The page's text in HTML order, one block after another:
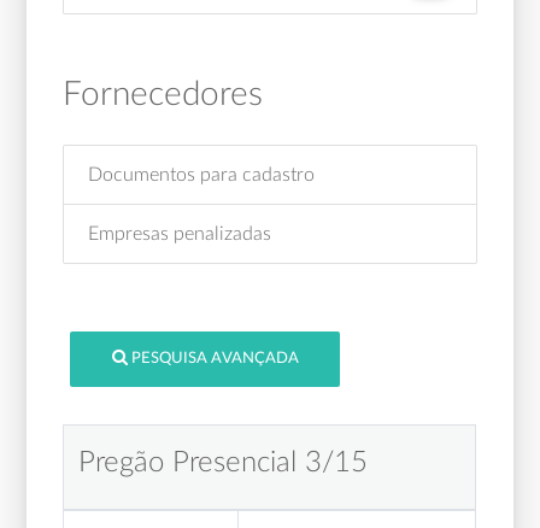
Fornecedores
Documentos para cadastro
Empresas penalizadas
PESQUISA AVANÇADA
Pregão Presencial 3/15